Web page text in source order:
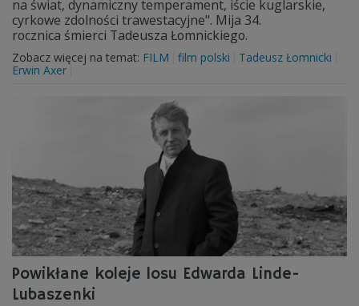
na świat, dynamiczny temperament, iście kuglarskie,
cyrkowe zdolności trawestacyjne". Mija 34.
rocznica śmierci Tadeusza Łomnickiego.
Zobacz więcej na temat: FILM film polski
Tadeusz Łomnicki
Erwin Axer
Powikłane koleje losu Edwarda Linde-
Lubaszenki